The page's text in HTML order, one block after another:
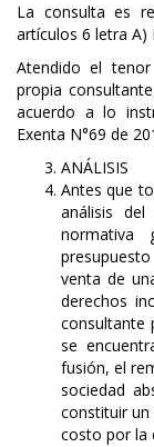
La consulta es
artículos 6 letra A)
Atendido el
propia
acuerdo a lo
Exenta N°69 de
ANÁLISIS
Antes que
análisis
normativa
venta de
derechos
consultante
se
fusión, el
sociedad
constituir un
costo por la